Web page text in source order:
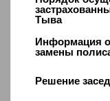
Тыва
Информация
замены
Решение